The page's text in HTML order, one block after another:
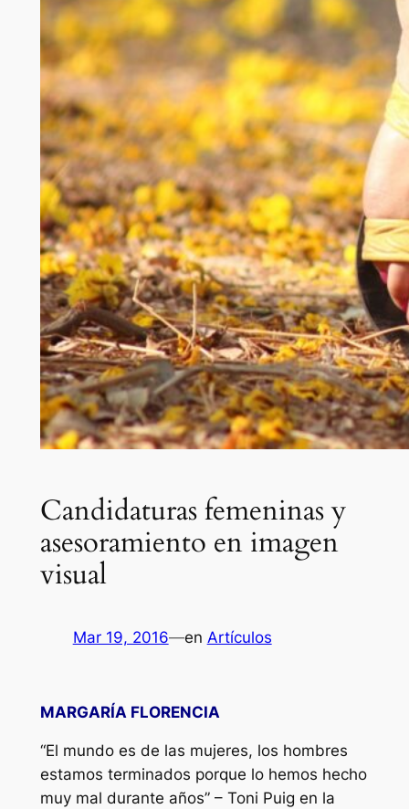
Candidaturas femeninas y
asesoramiento en imagen
visual
Mar 19, 2016—en Artículos
MARGARÍA FLORENCIA
“El mundo es de las mujeres, los hombres
estamos terminados porque lo hemos hecho
muy mal durante años” – Toni Puig en la